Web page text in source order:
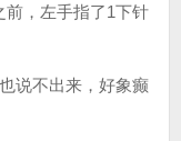
，左手指了1下针
说不出来，好象癫